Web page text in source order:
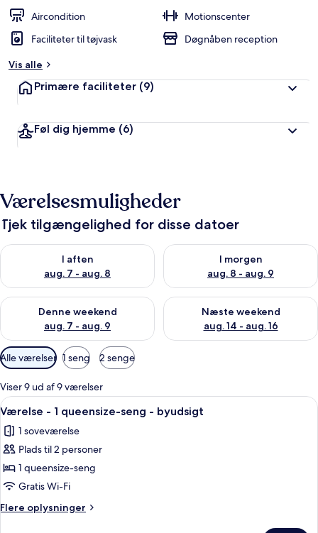
Aircondition
Motionscenter
Faciliteter til tøjvask
Døgnåben reception
Vis alle
Primære faciliteter (9)
Føl dig hjemme (6)
Værelsesmuligheder
Tjek tilgængelighed for disse datoer
I aften
aug. 7 - aug. 8
Tjek tilgængelighed for i aften aug. 7 - aug. 8
I morgen
aug. 8 - aug. 9
Tjek tilgængelighed for i
Denne weekend
aug. 7 - aug. 9
Tjek tilgængelighed for denne weekend aug. 7 - aug. 9
Næste weekend
aug. 14 - aug. 16
Tjek tilgængelighed for næste
Tilgængelige
filtre
for
værelser
Alle værelser 1 seng 2 senge
Viser 9 ud af 9 værelser
Indlæs
alle
billeder
af
Værelse
-
1
queensize-
Et hotelværelse med en seng, et
3
Værelse - 1 queensize-seng - byudsigt
1 soveværelse
Plads til 2 personer
1 queensize-seng
Gratis Wi-Fi
Flere oplysninger
Flere